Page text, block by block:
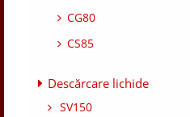
CG80
CS85
Descărcare lichide
SV150